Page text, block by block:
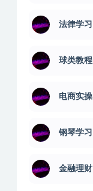
法律学习
球类教程
电商实操
钢琴学习
金融理财